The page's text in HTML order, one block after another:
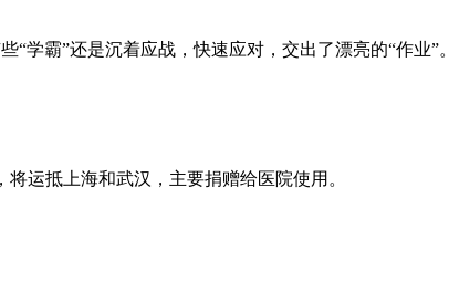
学霸”还是沉着应战，快速应对，交出了漂亮的“作业”。
运抵上海和武汉，主要捐赠给医院使用。